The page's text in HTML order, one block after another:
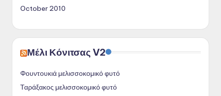
October 2010
Μέλι Κόνιτσας V2
Φουντουκιά μελισσοκομικό φυτό
Ταράξακος μελισσοκομικό φυτό